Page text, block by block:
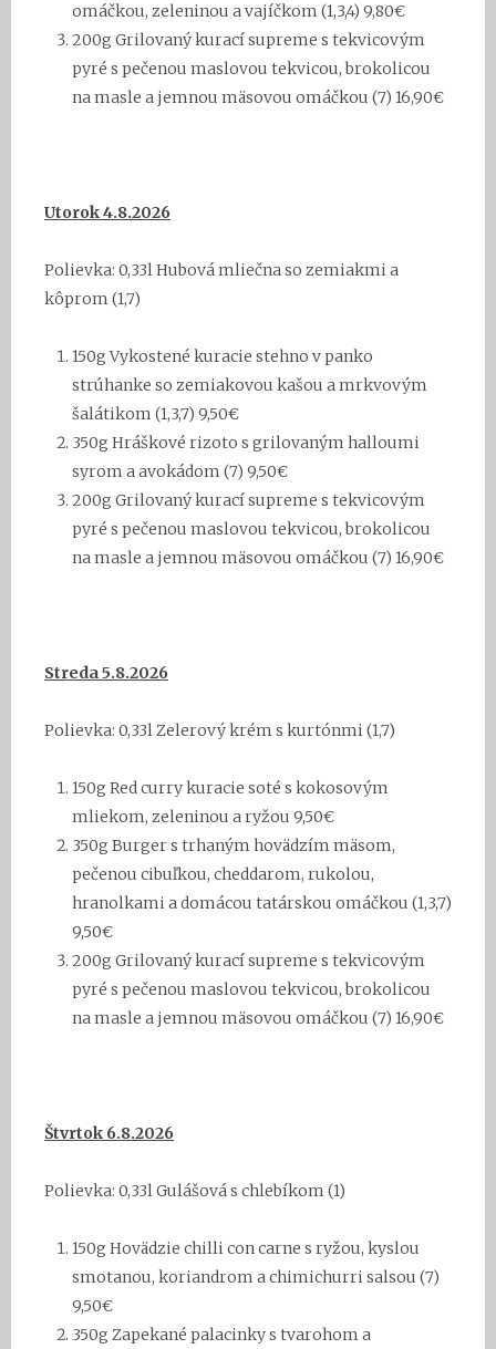
omáčkou, zeleninou a vajíčkom (1,3,4) 9,80€
200g Grilovaný kurací supreme s tekvicovým
pyré s pečenou maslovou tekvicou, brokolicou
na masle a jemnou mäsovou omáčkou (7) 16,90€
Utorok 4.8.2026
Polievka: 0,33lHubová mliečna so zemiakmi a
kôprom (1,7)
150g Vykostené kuracie stehno v panko
strúhanke so zemiakovou kašou a mrkvovým
šalátikom (1,3,7) 9,50€
350g Hráškové rizoto s grilovaným halloumi
syrom a avokádom (7) 9,50€
200g Grilovaný kurací supreme s tekvicovým
pyré s pečenou maslovou tekvicou, brokolicou
na masle a jemnou mäsovou omáčkou (7) 16,90€
Streda 5.8.2026
Polievka: 0,33l Zelerový krém s kurtónmi (1,7)
150g Red curry kuracie soté s kokosovým
mliekom, zeleninou a ryžou 9,50€
350g Burgers trhaným hovädzím mäsom,
pečenou cibuľkou, cheddarom, rukolou,
hranolkami a domácou tatárskou omáčkou (1,3,7)
9,50€
200g Grilovaný kurací supreme s tekvicovým
pyré s pečenou maslovou tekvicou, brokolicou
na masle a jemnou mäsovou omáčkou (7) 16,90€
Štvrtok 6.8.2026
Polievka: 0,33lGulášovás chlebíkom (1)
150g Hovädzie chilli con carne s ryžou, kyslou
smotanou, koriandrom a chimichurri salsou (7)
9,50€
350g Zapekané palacinky s tvarohom a